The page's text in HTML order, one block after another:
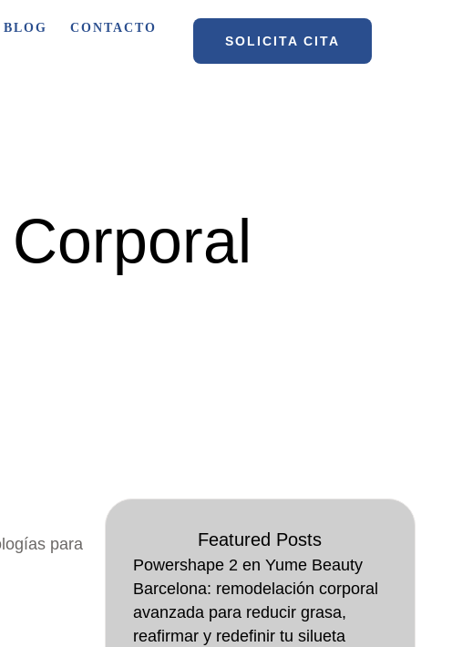
BLOG CONTACTO
SOLICITA CITA
para
Featured Posts
Powershape 2 en Yume Beauty
Barcelona: remodelación corporal
avanzada para reducir grasa,
reafirmar y redefinir tu silueta